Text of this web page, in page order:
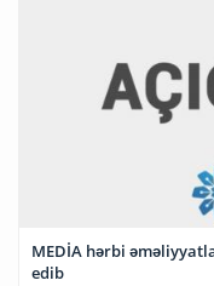
MEDİA hərbi
edib